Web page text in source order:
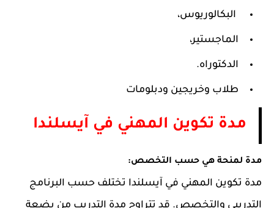
البكالوريوس،
الماجستير،
الدكتوراه.
طلاب وخريجين ودبلومات
مدة تكوين المهني في آيسلندا
مدة لمنحة هي حسب التخصص:
مدة تكوين المهني في آيسلندا تختلف حسب البرنامج
التدريبي والتخصص. قد تتراوح مدة التدريب من بضعة